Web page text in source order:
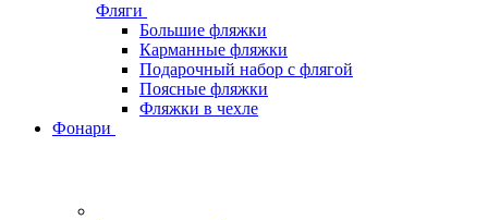
Фляги
Большие фляжки
Карманные фляжки
Подарочный набор с флягой
Поясные фляжки
Фляжки в чехле
Фонари